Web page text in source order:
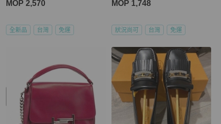
MOP 2,570
全新品 台灣 免運
MOP 1,748
狀況尚可 台灣 免運